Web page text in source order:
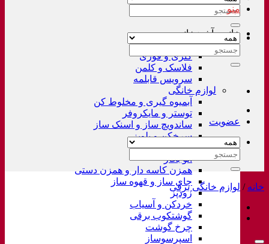
جستجو
خانه و آشپزخانه
لوازم خانگی غیر برقی
کتری و قوری
فلاسک و کلمن
سرویس قابلمه
لوازم خانگی
آبمیوه گیری و مخلوط کن
توستر و مایکروفر
ساندویچ ساز و اسنک ساز
سرخکن و پلوپز
غذاساز
اتو بخار
همزن کاسه دار و همزن دستی
چای ساز و قهوه ساز
زودپز
خردکن و آسیاب
گوشتکوب برقی
چرخ گوشت
اسپرسوساز
منو
جستجو
عضویت
جستجو
خانه / لوازم خانگی برقی